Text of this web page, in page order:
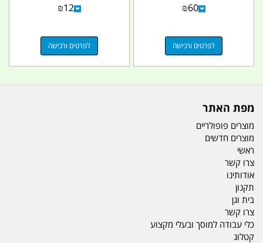
₪60
לפרטים ורכישה
₪12
לפרטים ורכישה
מפת האתר
מוצרים פופולריים
מוצרים חדשים
ראשי
צרו קשר
אודותינו
תקנון
בית וגן
צרו קשר
כלי עבודה למוסך ובעלי מקצוע
קטלוג